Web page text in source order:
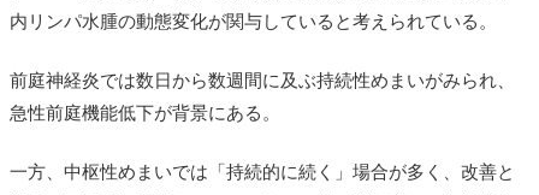
内リンパ水腫の動態変化が関与していると考えられている。
前庭神経炎では数日から数週間に及ぶ持続性めまいがみられ、
急性前庭機能低下が背景にある。
一方、中枢性めまいでは「持続的に続く」場合が多く、改善と